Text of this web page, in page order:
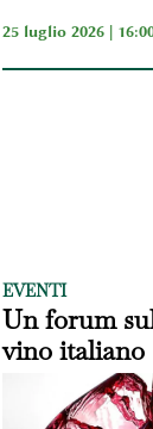
25 luglio 2026 |
EVENTI
Un forum
vino italiano